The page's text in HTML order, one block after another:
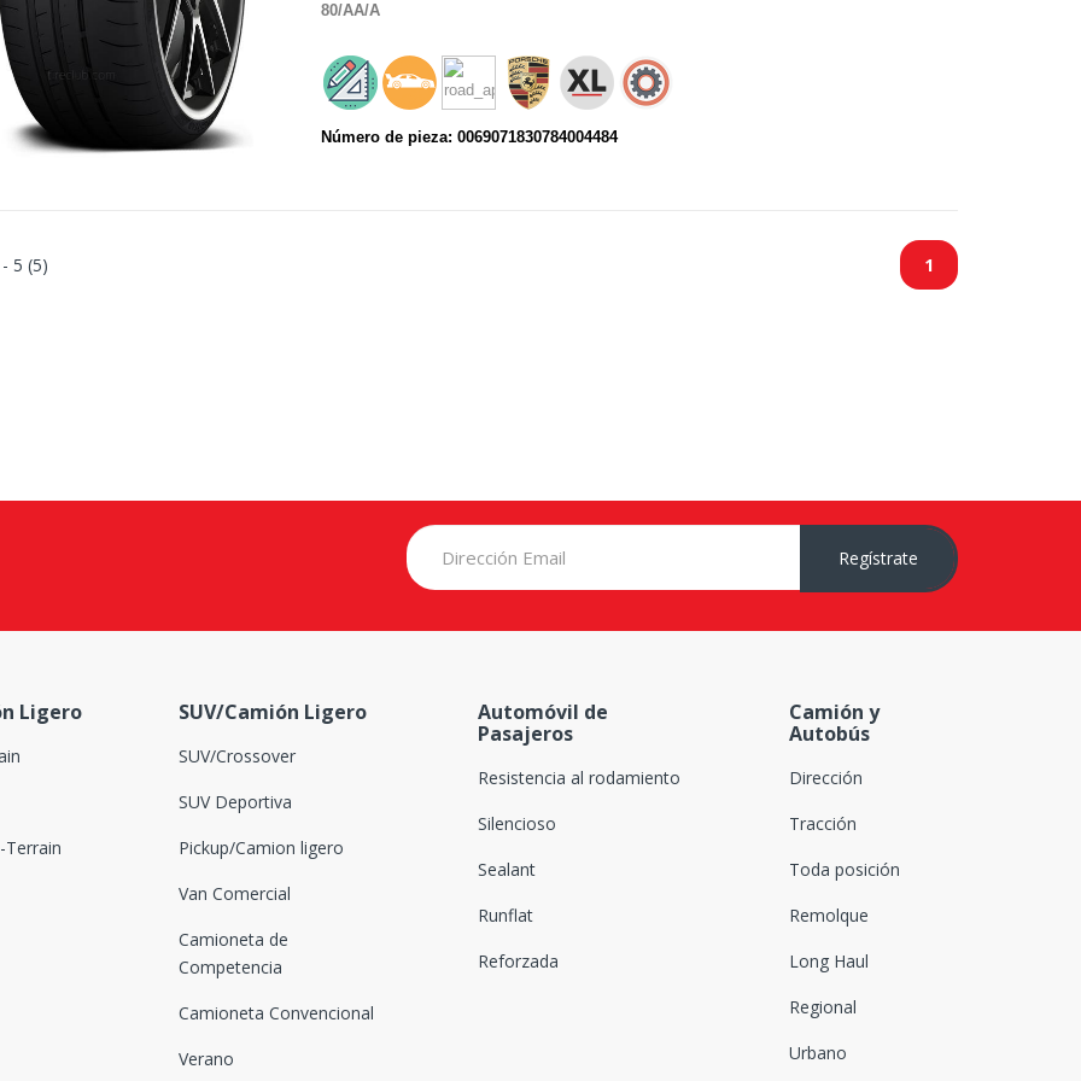
80/AA/A
Número de pieza: 0069071830784004484
5 (5) 1
Regístrate
Ligero SUV/Camión Ligero
SUV/Crossover
SUV Deportiva
Pickup/Camion ligero
Van Comercial
Camioneta de
Competencia
Camioneta Convencional
Verano
Automóvil de
Pasajeros
Resistencia al rodamiento
Silencioso
Sealant
Runflat
Reforzada
Camión y
Autobús
Dirección
Tracción
Toda posición
Remolque
Long Haul
Regional
Urbano